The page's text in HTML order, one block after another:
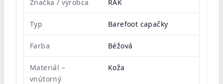
Značka / výrobca RAK
Typ Barefoot capačky
Farba Béžová
Materiál –
vnútorný
Koža